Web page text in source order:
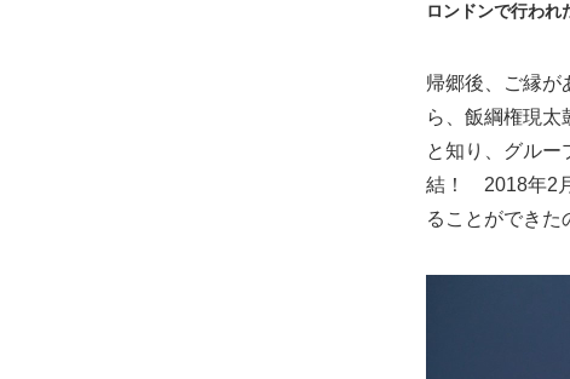
ロンドンで行われ
帰郷後、ご縁が
ら、飯綱権現太
と知り、グルー
結！ 2018年2
ることができた